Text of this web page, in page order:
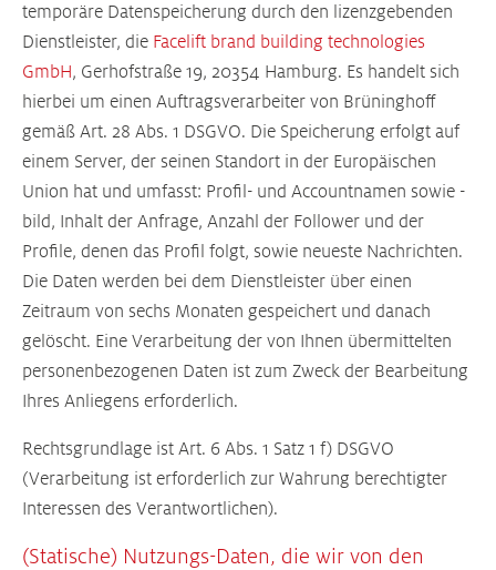
temporäre Datenspeicherung durch den lizenzgebenden
Dienstleister, die Facelift brand building technologies
GmbH, Gerhofstraße 19, 20354 Hamburg. Es handelt sich
hierbei um einen Auftragsverarbeiter von Brüninghoff
gemäß Art. 28 Abs. 1 DSGVO. Die Speicherung erfolgt auf
einem Server, der seinen Standort in der Europäischen
Union hat und umfasst: Profil- und Accountnamen sowie -
bild, Inhalt der Anfrage, Anzahl der Follower und der
Profile, denen das Profil folgt, sowie neueste Nachrichten.
Die Daten werden bei dem Dienstleister über einen
Zeitraum von sechs Monaten gespeichert und danach
gelöscht. Eine Verarbeitung der von Ihnen übermittelten
personenbezogenen Daten ist zum Zweck der Bearbeitung
Ihres Anliegens erforderlich.
Rechtsgrundlage ist Art. 6 Abs. 1 Satz 1 f) DSGVO
(Verarbeitung ist erforderlich zur Wahrung berechtigter
Interessen des Verantwortlichen).
(Statische) Nutzungs-Daten, die wir von den